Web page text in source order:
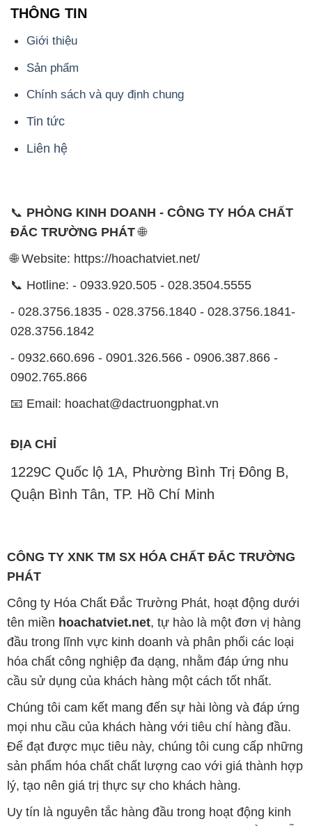
THÔNG TIN
Giới thiệu
Sản phẩm
Chính sách và quy định chung
Tin tức
Liên hệ
📞 PHÒNG KINH DOANH - CÔNG TY HÓA CHẤT
ĐẮC TRƯỜNG PHÁT🌐
🌐 Website: https://hoachatviet.net/
📞 Hotline: - 0933.920.505 - 028.3504.5555
- 028.3756.1835 - 028.3756.1840 - 028.3756.1841-
028.3756.1842
- 0932.660.696 - 0901.326.566 - 0906.387.866 -
0902.765.866
📧 Email: hoachat@dactruongphat.vn
ĐỊA CHỈ
1229C Quốc lộ 1A, Phường Bình Trị Đông B,
Quận Bình Tân, TP. Hồ Chí Minh
CÔNG TY XNK TM SX HÓA CHẤT ĐẮC TRƯỜNG
PHÁT
Công ty Hóa Chất Đắc Trường Phát, hoạt động dưới
tên miền hoachatviet.net, tự hào là một đơn vị hàng
đầu trong lĩnh vực kinh doanh và phân phối các loại
hóa chất công nghiệp đa dạng, nhằm đáp ứng nhu
cầu sử dụng của khách hàng một cách tốt nhất.
Chúng tôi cam kết mang đến sự hài lòng và đáp ứng
mọi nhu cầu của khách hàng với tiêu chí hàng đầu.
Để đạt được mục tiêu này, chúng tôi cung cấp những
sản phẩm hóa chất chất lượng cao với giá thành hợp
lý, tạo nên giá trị thực sự cho khách hàng.
Uy tín là nguyên tắc hàng đầu trong hoạt động kinh